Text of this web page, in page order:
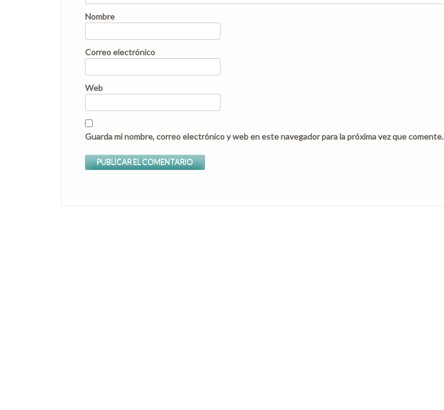
Nombre
Correo electrónico
Web
Guarda mi nombre, correo electrónico y web en este navegador para la próxima vez que comente.